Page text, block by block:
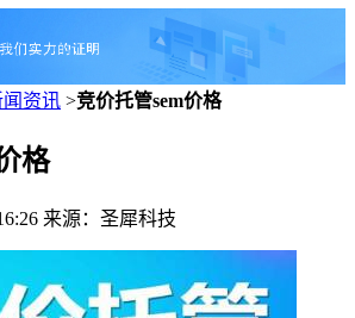
闻资讯 >竞价托管sem价格
格
来源：圣犀科技